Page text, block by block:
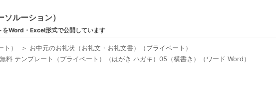
ルーション）
をWord・Excel形式で公開しています
） ＞ お中元のお礼状（お礼文・お礼文書）（プライベート）
料 テンプレート（プライベート）（はがき ハガキ）05（横書き）（ワード Word）